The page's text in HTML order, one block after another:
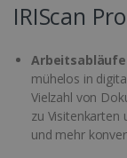
IRIScan
mühelos in
Vielzahl von
zu Visitenkarten
und mehr